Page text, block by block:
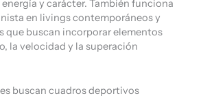
y carácter. También funciona
en livings contemporáneos y
que buscan incorporar elementos
la velocidad y la superación
buscan cuadros deportivos